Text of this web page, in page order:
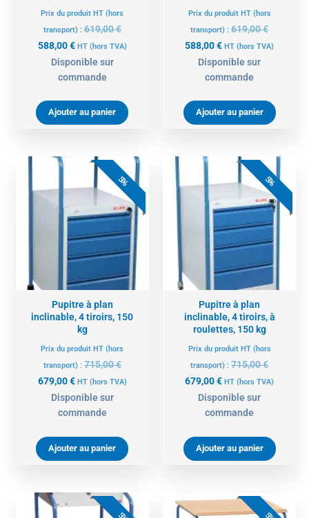
Prix du produit HT (hors
transport) : 619,00€
588,00€ HT (hors TVA)
Disponible sur
commande
Ajouter au panier
Prix du produit HT (hors
transport) :619,00€
588,00€ HT (hors TVA)
Disponible sur
commande
Ajouter au panier
5%
Pupitre à plan
inclinable, 4 tiroirs, 150
kg
Prix du produit HT (hors
transport) : 715,00€
prix
initial
était :
715,00 €.
679,00€
actuel
est :
679,00 €.
HT (hors TVA)
Disponible sur
commande
Ajouter au panier
5%
Pupitre à plan
inclinable, 4 tiroirs, à
roulettes, 150 kg
Prix du produit HT (hors
transport) :715,00€
prix
initial
était :
715,00 €.
679,00€
est :
679,00 €.
HT (hors TVA)
Disponible sur
commande
Ajouter au panier
Le
prix
Le
prix
Le
prix